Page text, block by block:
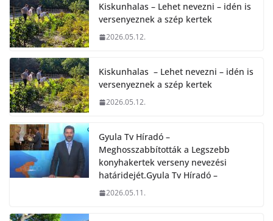
Kiskunhalas – Lehet nevezni – idén is
versenyeznek a szép kertek
2026.05.12.
Kiskunhalas – Lehet nevezni – idén is
versenyeznek a szép kertek
2026.05.12.
Gyula Tv Híradó –
Meghosszabbították a Legszebb
konyhakertek verseny nevezési
határidejét.Gyula Tv Híradó –
2026.05.11.